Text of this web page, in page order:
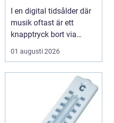
I en digital tidsålder där
musik oftast är ett
knapptryck bort via
streamingtjänster, finns
det ännu de som väljer
hos LP skivor. Dessa
skivor erbjuder mer än
bara musik; de ger en
taktil och au...
01 augusti 2026